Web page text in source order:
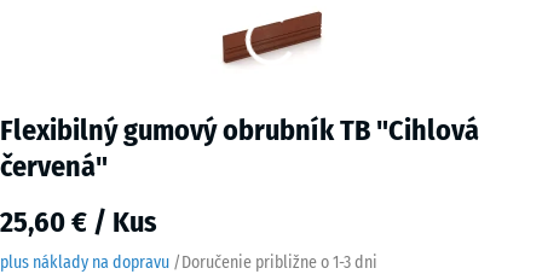
Flexibilný gumový obrubník TB "Cihlová
červená"
25,60 € / Kus
plus náklady na dopravu /Doručenie približne o1-3 dni